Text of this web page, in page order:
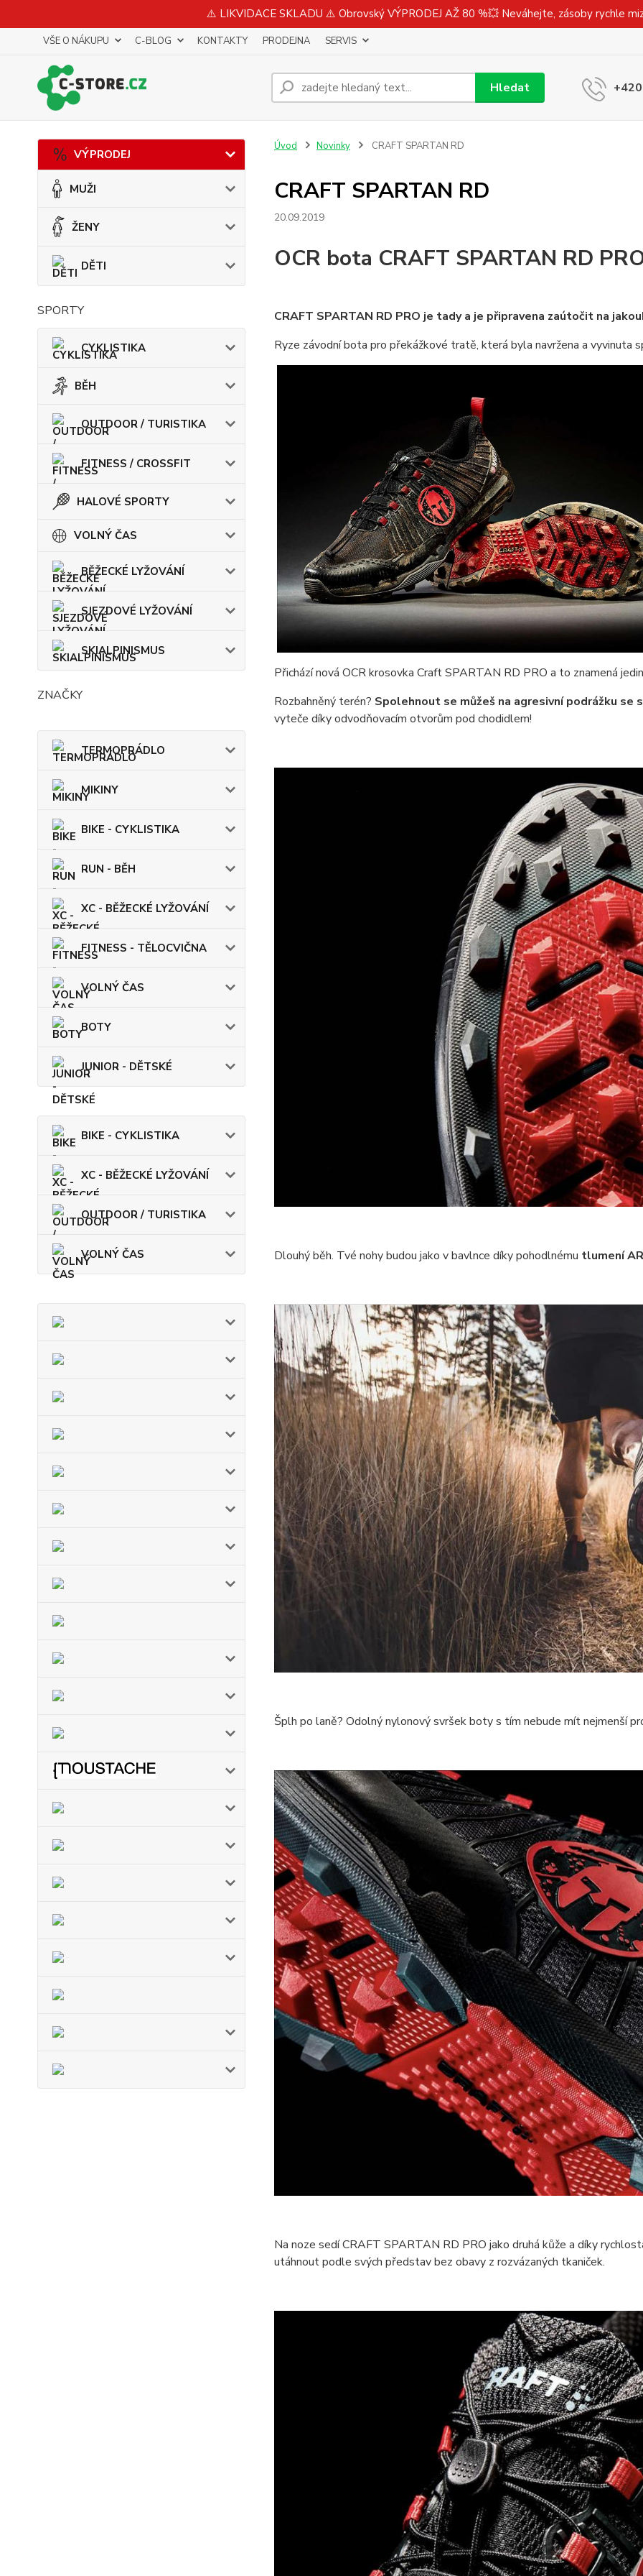
⚠️ LIKVIDACE SKLADU ⚠️ Obrovský VÝPRODEJ AŽ 80 %💥 Neváhejte, zásoby rychle
VŠE O NÁKUPU C-BLOG KONTAKTY PRODEJNA SERVIS
Hledat
VÝPRODEJ
MUŽI
ŽENY
DĚTI
SPORTY
CYKLISTIKA
BĚH
OUTDOOR / TURISTIKA
FITNESS / CROSSFIT
HALOVÉ SPORTY
VOLNÝ ČAS
BĚŽECKÉ LYŽOVÁNÍ
SJEZDOVÉ LYŽOVÁNÍ
SKIALPINISMUS
ZNAČKY
TERMOPRÁDLO
MIKINY
BIKE - CYKLISTIKA
RUN - BĚH
XC - BĚŽECKÉ LYŽOVÁNÍ
FITNESS - TĚLOCVIČNA
VOLNÝ ČAS
BOTY
JUNIOR - DĚTSKÉ
BIKE - CYKLISTIKA
XC - BĚŽECKÉ LYŽOVÁNÍ
OUTDOOR / TURISTIKA
VOLNÝ ČAS
Úvod Novinky CRAFT SPARTAN RD
CRAFT SPARTAN RD
20.09.2019
OCR bota CRAFT SPARTAN RD
CRAFT SPARTAN RD PRO je tady a je připravena zaútočit na
Ryze závodní bota pro překážkové tratě, která byla navržena a vyvinuta
Přichází nová OCR krosovka Craft SPARTAN RD PRO a to znamená
Rozbahněný terén? Spolehnout se můžeš na agresivní podrážku se
vyteče díky odvodňovacím otvorům pod chodidlem!
Dlouhý běh. Tvé nohy budou jako v bavlnce díky pohodlnému tlumení
Šplh po laně? Odolný nylonový svršek boty s tím nebude mít nejmenší
Na noze sedí CRAFT SPARTAN RD PRO jako druhá kůže a díky
utáhnout podle svých představ bez obavy z rozvázaných tkaniček.